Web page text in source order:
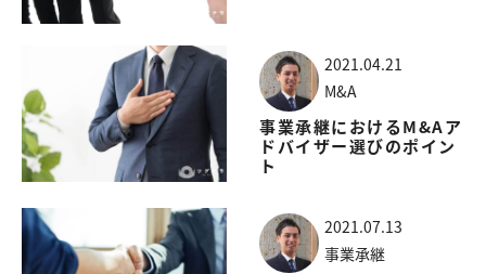
2021.04.21
M&A
事業承継におけるM&Aア
ドバイザー選びのポイン
ト
2021.07.13
事業承継